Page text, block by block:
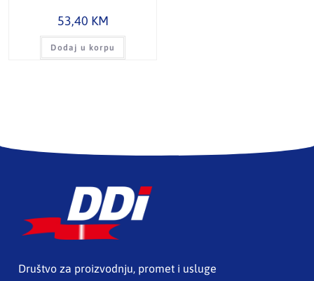
53,40 KM
Dodaj u korpu
Društvo za proizvodnju, promet i usluge